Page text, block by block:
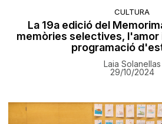
CULTURA
La 19a edició del
memòries selectives, l'amor
programació
Laia Solanellas
29/10/2024